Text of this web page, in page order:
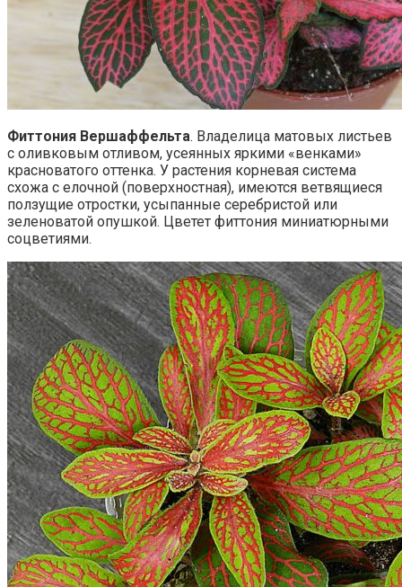
Фиттония Вершаффельта. Владелица матовых листьев
с оливковым отливом, усеянных яркими «венками»
красноватого оттенка. У растения корневая система
схожа с елочной (поверхностная), имеются ветвящиеся
ползущие отростки, усыпанные серебристой или
зеленоватой опушкой. Цветет фиттония миниатюрными
соцветиями.